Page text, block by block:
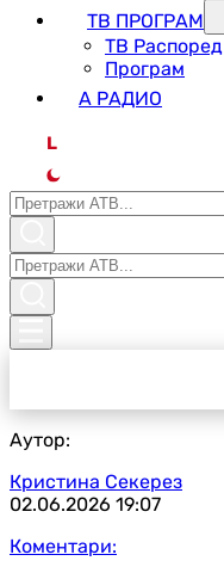
ТВ ПРОГРАМ
ТВ Распоред
Програм
А РАДИО
L
Аутор:
Кристина Секерез
02.06.2026 19:07
Коментари: